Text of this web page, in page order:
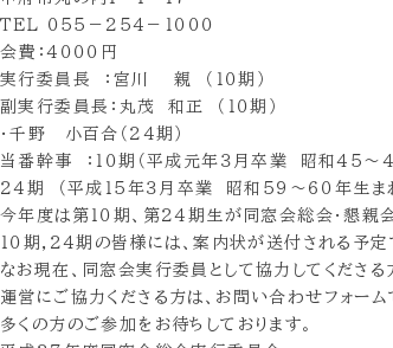
ＴＥＬ ０５５－２５４－１０００
会費：４０００円
実行委員長 ：宮川 親 （１０期）
副実行委員長：丸茂 和正 （１０期）
・千野 小百合（２４期）
当番幹事 ：１０期（平成元年３月卒業 昭和４５～４
２４期 （平成１５年３月卒業 昭和５９～６０年生ま
今年度は第１０期、第２４期生が同窓会総会・懇親
１０期,２４期の皆様には、案内状が送付される予定
なお現在、同窓会実行委員として協力してくださ
運営にご協力くださる方は、お問い合わせフォー
多くの方のご参加をお待ちしております。